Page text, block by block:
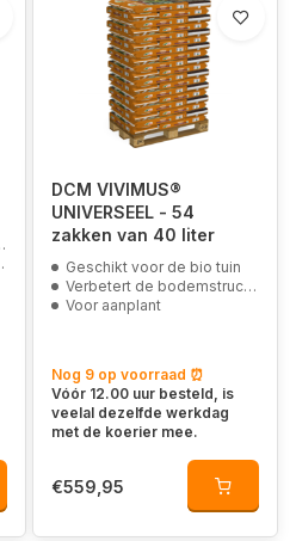
DCM VIVIMUS®
UNIVERSEEL - 54
zakken van 40 liter
Geschikt voor de bio tuin
Verbetert de bodemstructuur
Voor aanplant
Nog 9 op voorraad ⏰
Vóór 12.00 uur besteld, is
veelal dezelfde werkdag
met de koerier mee.
€559,95